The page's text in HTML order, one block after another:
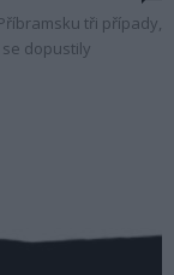
tři případy,
dopustily